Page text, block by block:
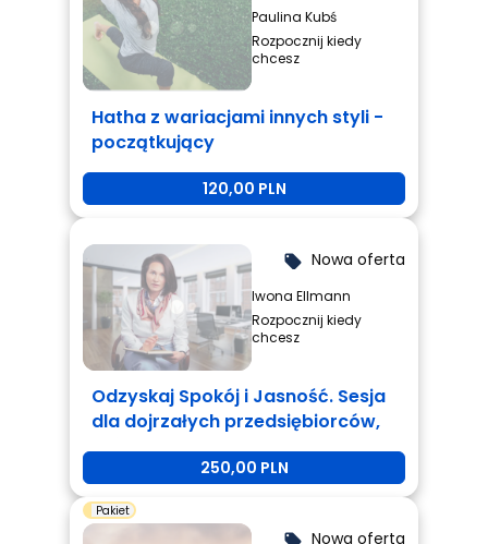
Paulina Kubś
Rozpocznij kiedy
chcesz
Hatha z wariacjami innych styli -
początkujący
120,00 PLN
local_offer Nowa oferta
Iwona Ellmann
Rozpocznij kiedy
chcesz
Odzyskaj Spokój i Jasność. Sesja
dla dojrzałych przedsiębiorców,
którzy są zmęczeni i potrzebują
250,00 PLN
Pakiet
Nowa oferta